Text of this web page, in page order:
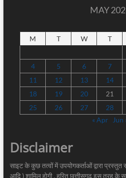
MAY
M T W T
4
5 6 7
11
12 13 14
18
19 20 21
25
26 27 28
« Apr
Jun
Disclaimer
साइट के कुछ तत्वों में उपयोगकर्ताओं द्वारा प्रस्तुत
आदि ) शामिल होगी . हरित छत्तीसगढ़ इस तरह के